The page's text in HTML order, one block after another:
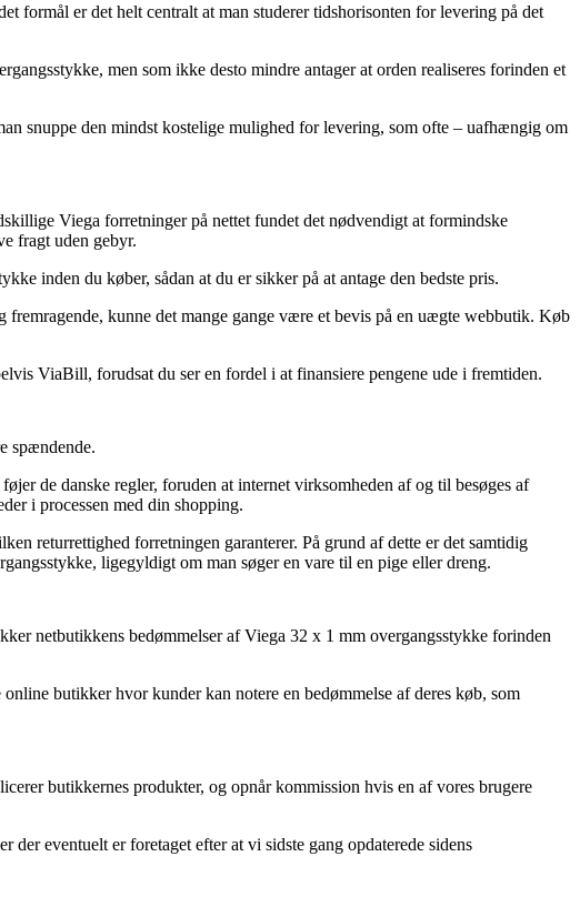
formål er det helt centralt at man studerer tidshorisonten for levering på det
men som ikke desto mindre antager at orden realiseres forinden et
snuppe den mindst kostelige mulighed for levering, som ofte – uafhængig om
Viega forretninger på nettet fundet det nødvendigt at formindske
fragt uden gebyr.
inden du køber, sådan at du er sikker på at antage den bedste pris.
kunne det mange gange være et bevis på en uægte webbutik. Køb
ViaBill, forudsat du ser en fordel i at finansiere pengene ude i fremtiden.
spændende.
de danske regler, foruden at internet virksomheden af og til besøges af
i processen med din shopping.
returrettighed forretningen garanterer. På grund af dette er det samtidig
ligegyldigt om man søger en vare til en pige eller dreng.
netbutikkens bedømmelser af Viega 32 x 1 mm overgangsstykke forinden
butikker hvor kunder kan notere en bedømmelse af deres køb, som
butikkernes produkter, og opnår kommission hvis en af vores brugere
eventuelt er foretaget efter at vi sidste gang opdaterede sidens